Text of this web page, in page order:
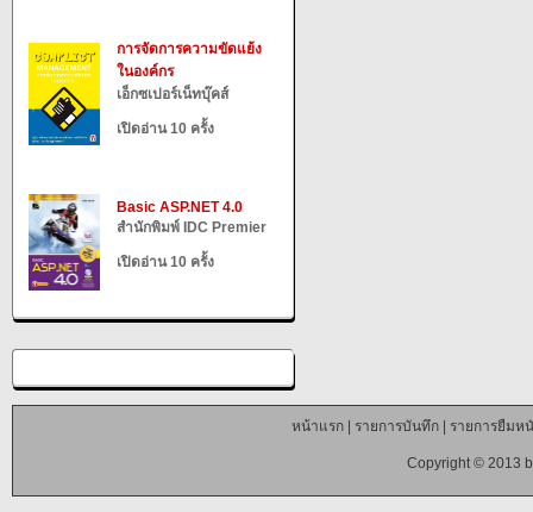
การจัดการความขัดแย้ง
ในองค์กร
เอ็กซเปอร์เน็ทบุ๊คส์
เปิดอ่าน 10 ครั้ง
Basic ASP.NET 4.0
สำนักพิมพ์ IDC Premier
เปิดอ่าน 10 ครั้ง
หน้าแรก| รายการบันทึก| รายการยืมห
Copyright © 2013